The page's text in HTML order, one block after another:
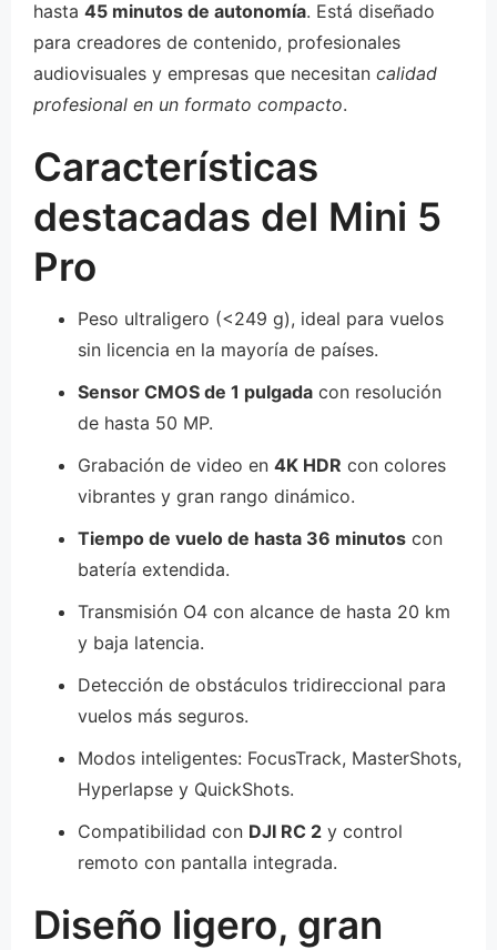
hasta 45 minutos de autonomía. Está diseñado
para creadores de contenido, profesionales
audiovisuales y empresas que necesitan calidad
profesional en un formato compacto.
Características
destacadas del Mini 5
Pro
Peso ultraligero (<249 g), ideal para vuelos
sin licencia en la mayoría de países.
Sensor CMOS de 1 pulgada con resolución
de hasta 50 MP.
Grabación de video en 4K HDR con colores
vibrantes y gran rango dinámico.
Tiempo de vuelo de hasta 36 minutos con
batería extendida.
Transmisión O4 con alcance de hasta 20 km
y baja latencia.
Detección de obstáculos tridireccional para
vuelos más seguros.
Modos inteligentes: FocusTrack, MasterShots,
Hyperlapse y QuickShots.
Compatibilidad con DJI RC 2 y control
remoto con pantalla integrada.
Diseño ligero, gran